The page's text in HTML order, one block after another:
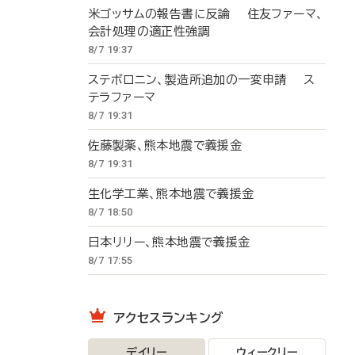
米ゴッサムの報告書に反論 住友ファーマ、
会計処理の適正性強調
8/7 19:37
ステボロニン、製造所追加の一変申請 ス
テラファーマ
8/7 19:31
佐藤製薬、熊本地震で義援金
8/7 19:31
生化学工業、熊本地震で義援金
8/7 18:50
日本リリー、熊本地震で義援金
8/7 17:55
アクセスランキング
デイリー ウィークリー